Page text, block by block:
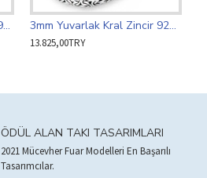
3,5mm Yuvarlak Kral Zincir 925 Ayar Gümüş 3mm Yuvarlak Kral Zincir 925 Ayar Gümüş
13.825,00TRY
ÖDÜL ALAN TAKI TASARIMLARI
2021 Mücevher Fuar Modelleri En Başarılı
Tasarımcılar.